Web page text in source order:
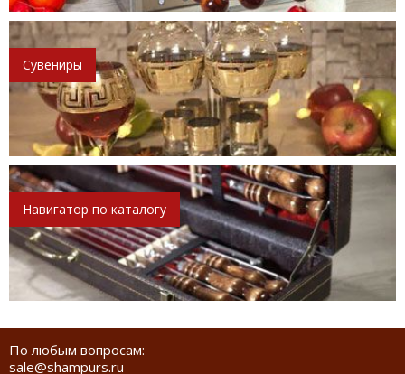
Сувениры
Навигатор по каталогу
По любым вопросам:
sale@shampurs.ru